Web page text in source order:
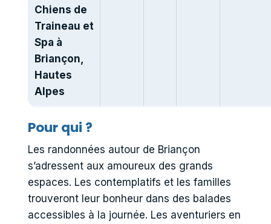
Chiens de
Traineau et
Spa à
Briançon,
Hautes
Alpes
Pour qui ?
Les randonnées autour de Briançon
s’adressent aux amoureux des grands
espaces. Les contemplatifs et les familles
trouveront leur bonheur dans des balades
accessibles à la journée. Les aventuriers en